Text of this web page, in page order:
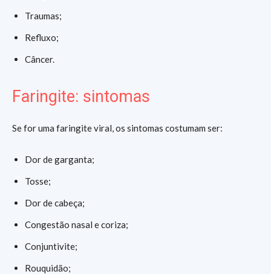
Traumas;
Refluxo;
Câncer.
Faringite: sintomas
Se for uma faringite viral, os sintomas costumam ser:
Dor de garganta;
Tosse;
Dor de cabeça;
Congestão nasal e coriza;
Conjuntivite;
Rouquidão;